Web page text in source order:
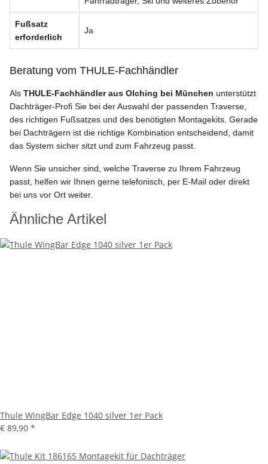
Fußsatz
erforderlich
Ja
Beratung vom THULE-Fachhändler
Als THULE-Fachhändler aus Olching bei München unterstützt
Dachträger-Profi Sie bei der Auswahl der passenden Traverse,
des richtigen Fußsatzes und des benötigten Montagekits. Gerade
bei Dachträgern ist die richtige Kombination entscheidend, damit
das System sicher sitzt und zum Fahrzeug passt.
Wenn Sie unsicher sind, welche Traverse zu Ihrem Fahrzeug
passt, helfen wir Ihnen gerne telefonisch, per E-Mail oder direkt
bei uns vor Ort weiter.
Ähnliche Artikel
Thule WingBar Edge 1040 silver 1er Pack
€ 89,90 *